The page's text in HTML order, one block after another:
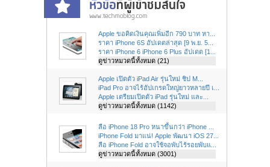
Apple ขอคิดเงินคุณเพิ่มอีก 790 บาท หา...
ราคา iPhone 6S อัปเดตล่าสุด [9 พ.ย. 5...
ราคา iPhone 6 iPhone 6 Plus อัปเดต [1...
ดูข่าวหมวดนี้ทั้งหมด (21)
Apple เปิดตัว iPad Air รุ่นใหม่ ชิป M...
iPad Pro อาจไร้อัปเกรดใหญ่ยาวหลายปี เ...
Apple เตรียมเปิดตัว iPad รุ่นใหม่ และ...
ดูข่าวหมวดนี้ทั้งหมด (1142)
ลือ iPhone 18 Pro หนาขึ้นกว่า iPhone ...
iPhone Fold มาแน่! Apple พัฒนา iOS 27...
ลือ iPhone Fold อาจใช้จอพับไร้รอยพับแ...
ดูข่าวหมวดนี้ทั้งหมด (3001)